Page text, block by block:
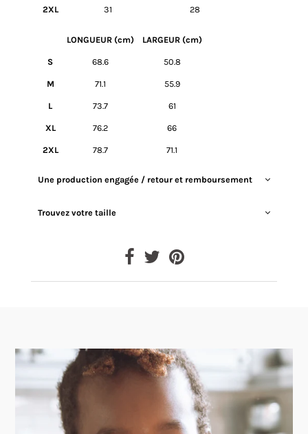
2XL 31 28
LONGUEUR (cm) LARGEUR (cm)
S 68.6 50.8
M 71.1 55.9
L 73.7 61
XL 76.2 66
2XL 78.7 71.1
Une production engagée / retour et remboursement
Trouvez votre taille